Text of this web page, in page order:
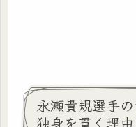
永瀬貴規選手
独身を貫く理